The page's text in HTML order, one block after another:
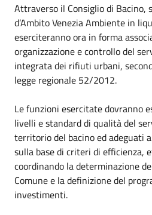
Attraverso il Consiglio di Bacino,
d’Ambito Venezia Ambiente in
eserciteranno ora in forma
organizzazione e controllo del
integrata dei rifiuti urbani,
legge regionale 52/2012.
Le funzioni esercitate dovranno
livelli e standard di qualità del
territorio del bacino ed adeguati
sulla base di criteri di efficienza,
coordinando la determinazione
Comune e la definizione del
investimenti.